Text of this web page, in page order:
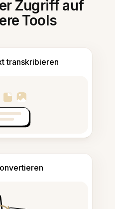
Zugriff auf
Tools
transkribieren